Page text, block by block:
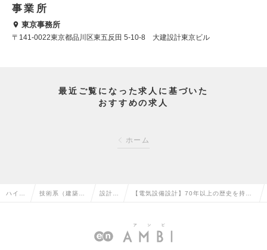
事業所
東京事務所
〒141-0022東京都品川区東五反田 5-10-8 大建設計東京ビル
最近ご覧になった求人に基づいた
おすすめの求人
ホーム
ハイク 技術系（建築・ 設計
備）の
【電気設備設計】70年以上の歴史を持つ
様な建築物の設計に携われるの求人情報